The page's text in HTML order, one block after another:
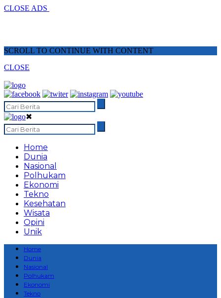
CLOSE ADS
SCROLL TO CONTINUE WITH CONTENT
CLOSE
✖
Home
Dunia
Nasional
Polhukam
Ekonomi
Tekno
Kesehatan
Wisata
Opini
Unik
Home
Dunia
Nasional
Polhukam
Ekonomi
Tekno